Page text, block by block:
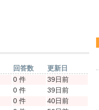
回答数
更新日
0 件
39日前
0 件
39日前
0 件
40日前